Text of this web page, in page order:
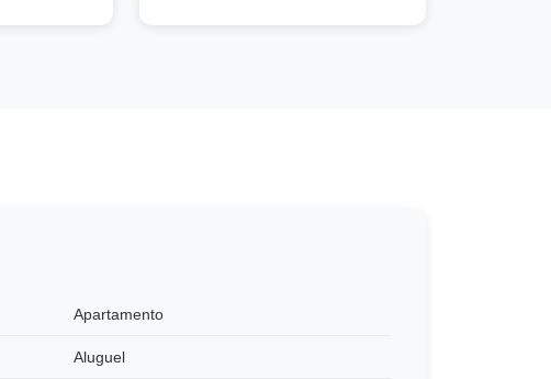
Apartamento
Aluguel